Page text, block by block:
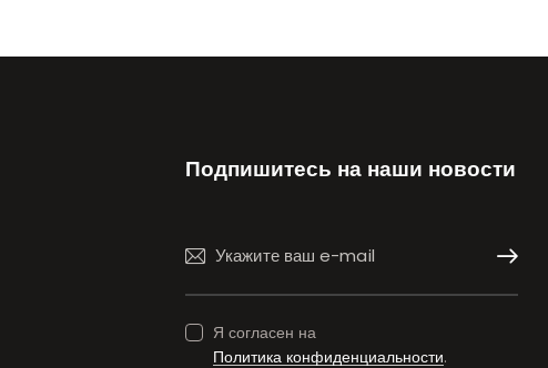
Подпишитесь на наши новости
Я согласен на
Политика конфиденциальности.